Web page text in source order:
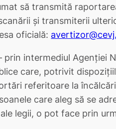
să transmită
și transmiterii
oficială:
prin intermediul Agenției
care, potrivit
referitoare la
care aleg să se
legii, o pot face prin